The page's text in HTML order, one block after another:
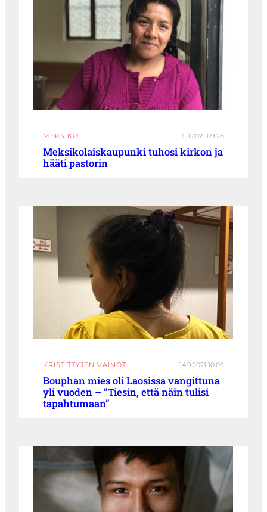
MEKSIKO 3.11.2021 09:28
Meksikolaiskaupunki tuhosi kirkon ja
hääti pastorin
KRISTITTYJEN VAINOT 14.9.2021 10:09
Bouphan mies oli Laosissa vangittuna
yli vuoden – ”Tiesin, että näin tulisi
tapahtumaan”